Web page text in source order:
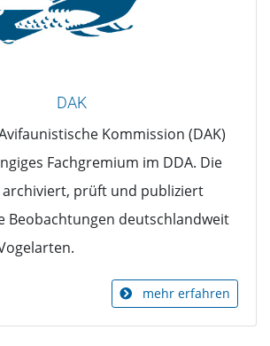
DAK
Kommission (DAK)
Fachgremium im DDA. Die
archiviert, prüft und publiziert
Beobachtungen deutschlandweit
mehr erfahren